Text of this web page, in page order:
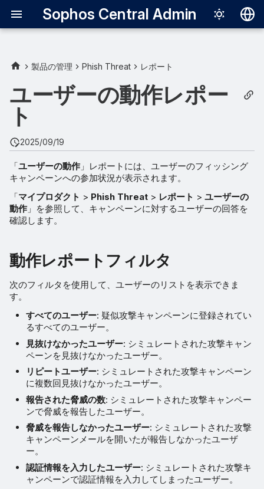
Sophos Central Admin
日本語
한국어
Português
中文（繁體）
レポート出力期間の指定
レポートからキャンペーン
を作成
エクスポート
削除されたユーザー
製品の管理 Phish Threat レポート
ユーザーの動作レポー
ト
2025/09/19
「ユーザーの動作 」レポートには、ユーザーのフィッシング
キャンペーンへの参加状況が表示されます。
「マイプロダクト > Phish Threat > レポート > ユーザーの
動作 」を参照して、キャンペーンに対するユーザーの回答を
確認します。
動作レポートフィルタ
次のフィルタを使用して、ユーザーのリストを表示できま
す。
すべてのユーザー: 疑似攻撃キャンペーンに登録されてい
るすべてのユーザー。
見抜けなかったユーザー: シミュレートされた攻撃キャン
ペーンを見抜けなかったユーザー。
リピートユーザー: シミュレートされた攻撃キャンペーン
に複数回見抜けなかったユーザー。
報告された脅威の数: シミュレートされた攻撃キャンペー
ンで脅威を報告したユーザー。
脅威を報告しなかったユーザー: シミュレートされた攻撃
キャンペーンメールを開いたが報告しなかったユーザ
ー。
認証情報を入力したユーザー: シミュレートされた攻撃キ
ャンペーンで認証情報を入力してしまったユーザー。